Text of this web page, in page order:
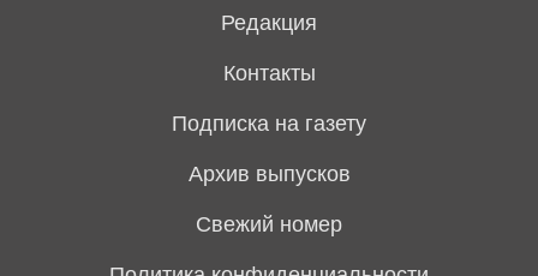
Редакция
Контакты
Подписка на газету
Архив выпусков
Свежий номер